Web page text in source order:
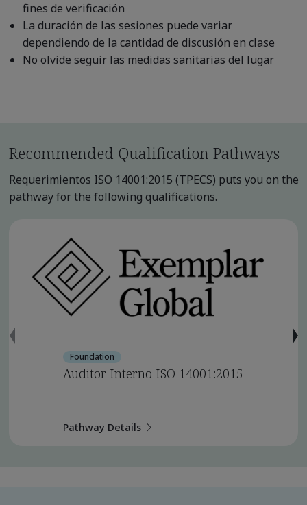
fines de verificación
La duración de las sesiones puede variar
dependiendo de la cantidad de discusión en clase
No olvide seguir las medidas sanitarias del lugar
Recommended Qualification Pathways
Requerimientos ISO 14001:2015 (TPECS) puts you on the
pathway for the following qualifications.
Foundation
Auditor Interno ISO 14001:2015
Pathway Details